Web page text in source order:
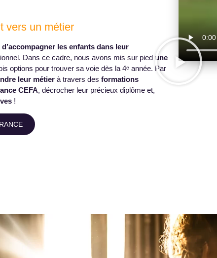
vers un métier
d’accompagner les enfants dans leur
Dans ce cadre, nous avons mis sur pied une
options pour trouver sa voie dès la 4ᵉ année. Par
leur métier à travers des formations
CEFA, décrocher leur précieux diplôme et,
!